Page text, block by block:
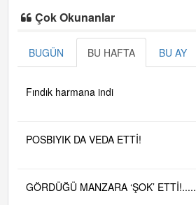
Çok Okunanlar
BUGÜN BU HAFTA BU AY
Fındık harmana indi
POSBIYIK DA VEDA ETTİ!
GÖRDÜĞÜ MANZARA ‘ŞOK’ ETTİ!.....